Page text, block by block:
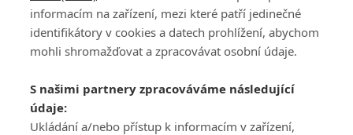
PŘIHLÁSIT
REGISTROVAT
DISKUZE
Šéfredaktorkou webu jePetr Slavík, e-mailserialy@fandimefilmu.cz
Máte-li zájem o inzerci na našem webu napište nám na e-mail
studio@koncal.com
informacím na zařízení, mezi které patří jedinečné
identifikátory v cookies a datech prohlížení, abychom
mohli shromažďovat a zpracovávat osobní údaje.
S našimi partnery zpracováváme následující
údaje:
Ukládání a/nebo přístup k informacím v zařízení,